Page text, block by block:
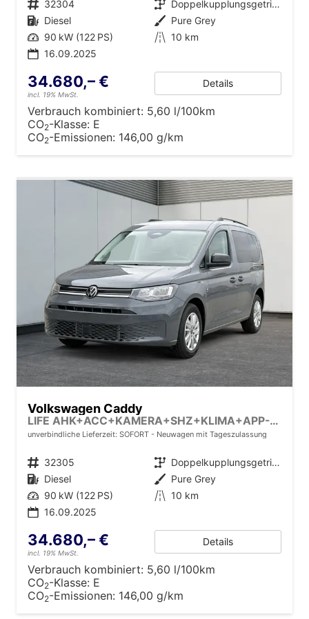
Fahrzeugnr. 32304 Getriebe
Doppelkupplungsgetriebe (DSG)
Kraftstoff Diesel Außenfarbe Pure Grey
Leistung 90 kW (122 PS) Kilometerstand 10 km
16.09.2025
34.680,– €
incl. 19% MwSt.
Details
Verbrauch kombiniert: 5,60 l/100km
CO2-Klasse: E
CO2-Emissionen: 146,00 g/km
Volkswagen Caddy
LIFE AHK+ACC+KAMERA+SHZ+KLIMA+APP-CONNECT
unverbindliche Lieferzeit: SOFORT Neuwagen mit Tageszulassung
Fahrzeugnr. 32305 Getriebe
Doppelkupplungsgetriebe (DSG)
Kraftstoff Diesel Außenfarbe Pure Grey
Leistung 90 kW (122 PS) Kilometerstand 10 km
16.09.2025
34.680,– €
incl. 19% MwSt.
Details
Verbrauch kombiniert: 5,60 l/100km
CO2-Klasse: E
CO2-Emissionen: 146,00 g/km